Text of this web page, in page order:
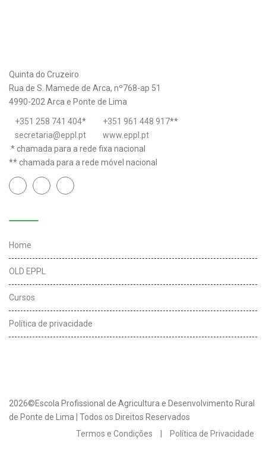
Quinta do Cruzeiro
Rua de S. Mamede de Arca, nº768-ap 51
4990-202 Arca e Ponte de Lima
+351 258 741 404* +351 961 448 917**
secretaria@eppl.pt
www.eppl.pt
* chamada para a rede fixa nacional
** chamada para a rede móvel nacional
Home
OLD EPPL
Cursos
Política de privacidade
2026©Escola Profissional de Agricultura e Desenvolvimento Rural
de Ponte de Lima | Todos os Direitos Reservados
Termos e Condições
| Política de Privacidade